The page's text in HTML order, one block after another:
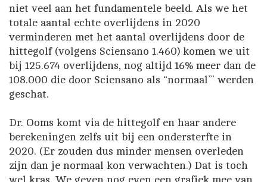
niet veel aan het fundamentele beeld. Als we het
totale aantal echte overlijdens in 2020
verminderen met het aantal overlijdens door de
hittegolf (volgens Sciensano 1.460) komen we uit
bij 125.674 overlijdens, nog altijd 16% meer dan de
108.000 die door Sciensano als “normaal”’ werden
geschat.
Dr. Ooms komt via de hittegolf en haar andere
berekeningen zelfs uit bij een ondersterfte in
2020. (Er zouden dus minder mensen overleden
zijn dan je normaal kon verwachten.) Dat is toch